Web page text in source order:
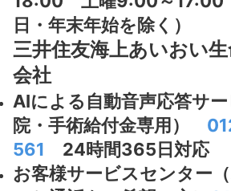
日・年末年始を除く）
三井住友海上あいおい
会社
AIによる自動音声応答サ
院・手術給付金専用）
561 24時間365日対応
お客様サービスセンター